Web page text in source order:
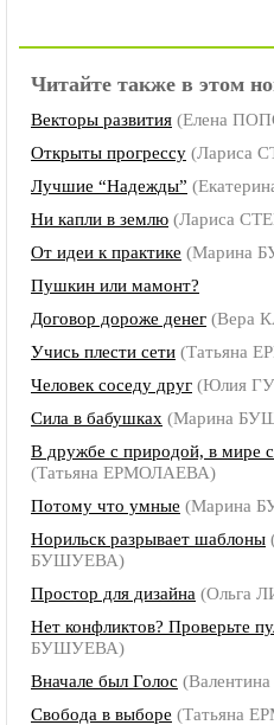
Читайте также в этом
Векторы развития (Елена
Открыты прогрессу (Лариса
Лучшие “Надежды”
Ни капли в землю (Лариса
От идеи к практике (Марина
Пушкин или мамонт?
Договор дороже денег (Вера
Учись плести сети (Татьяна
Человек соседу друг (Юлия
Сила в бабушках (Марина
В дружбе с природой, в мире
(Татьяна ЕРМОЛАЕВА)
Потому что умные (Марина
Норильск разрывает шаблоны
БУШУЕВА)
Простор для дизайна (Ольга
Нет конфликтов? Проверьте
БУШУЕВА)
Вначале был Голос
Свобода в выборе (Татьяна